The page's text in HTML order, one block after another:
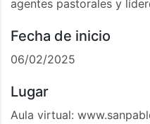
agentes pastorales y
Fecha de inicio
06/02/2025
Lugar
Aula virtual: